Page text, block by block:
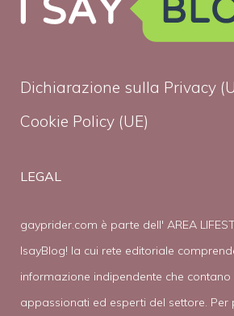
Dichiarazione sulla Privacy
Cookie Policy (UE)
LEGAL
gayprider.com è parte dell' AREA
IsayBlog! la cui rete editoriale
informazione indipendente che
appassionati ed esperti del settore. Per